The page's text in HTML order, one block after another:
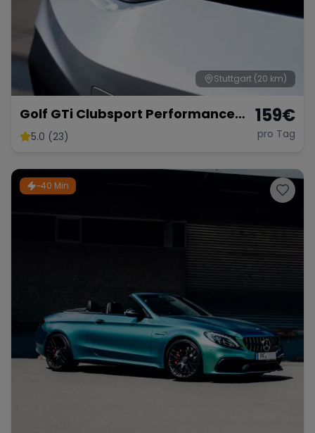
Stuttgart (20 km)
Golf GTi Clubsport Performance
Paket
5.0 (23)
159€
pro Tag
~40 Min